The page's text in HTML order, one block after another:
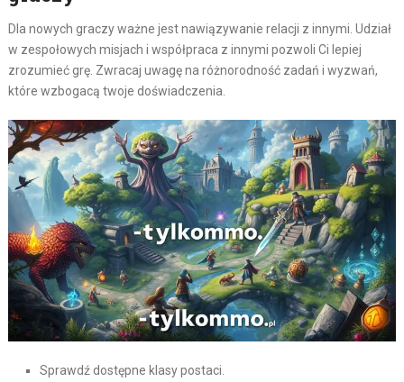
Dla nowych graczy ważne jest nawiązywanie relacji z innymi. Udział
w zespołowych misjach i współpraca z innymi pozwoli Ci lepiej
zrozumieć grę. Zwracaj uwagę na różnorodność zadań i wyzwań,
które wzbogacą twoje doświadczenia.
Sprawdź dostępne klasy postaci.